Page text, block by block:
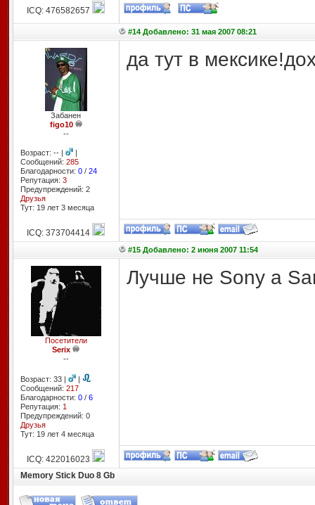
ICQ: 476582657
#14 Добавлено: 31 мая 2007 08:21
Забанен
figo10
--
Возраст: -- |
|
Сообщений: 285
Благодарности: 0/ 24
Репутация: 3
Предупреждений: 2
Друзья
Тут: 19 лет 3 месяцa
да тут в
ICQ: 373704414
#15 Добавлено: 2 июня 2007 11:54
Посетители
Serix
--
Возраст: 33 |
|
Сообщений: 217
Благодарности: 0/ 6
Репутация: 1
Предупреждений: 0
Друзья
Тут: 19 лет 4 месяцa
Лучше не Sony а
ICQ: 422016023
Memory Stick Duo 8 Gb